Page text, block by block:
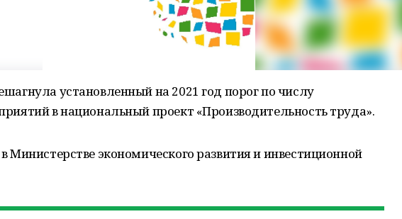
установленный на 2021 год порог по числу
в национальный проект «Производительность труда».
Министерстве экономического развития и инвестиционной